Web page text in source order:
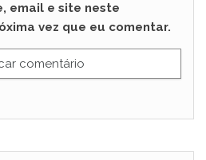
email e site neste
vez que eu comentar.